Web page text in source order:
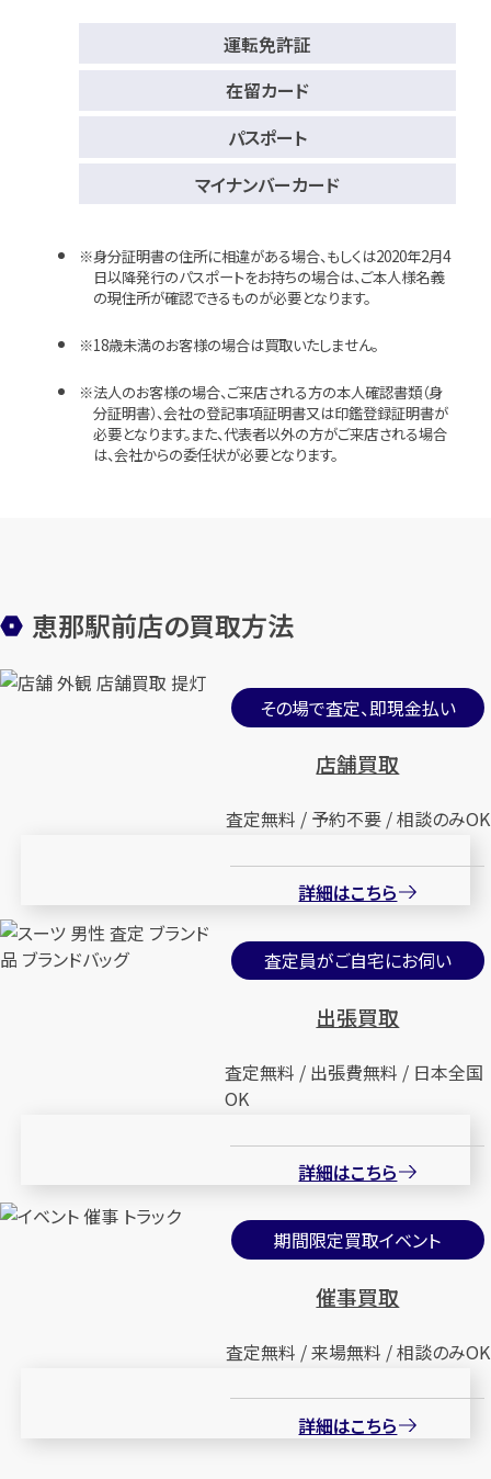
運転免許証
在留カード
パスポート
マイナンバーカード
身分証明書の住所に相違がある場合、もしくは2020年2月4
日以降発行のパスポートをお持ちの場合は、ご本人様名義
の現住所が確認できるものが必要となります。
18歳未満のお客様の場合は買取いたしません。
法人のお客様の場合、ご来店される方の本人確認書類（身
分証明書）、会社の登記事項証明書又は印鑑登録証明書が
必要となります。また、代表者以外の方がご来店される場合
は、会社からの委任状が必要となります。
恵那駅前店の買取方法
その場で査定、即現金払い
店舗買取
査定無料 / 予約不要 / 相談のみOK
詳細はこちら
査定員がご自宅にお伺い
出張買取
査定無料 / 出張費無料 / 日本全国
OK
詳細はこちら
期間限定買取イベント
催事買取
査定無料 / 来場無料 / 相談のみOK
詳細はこちら